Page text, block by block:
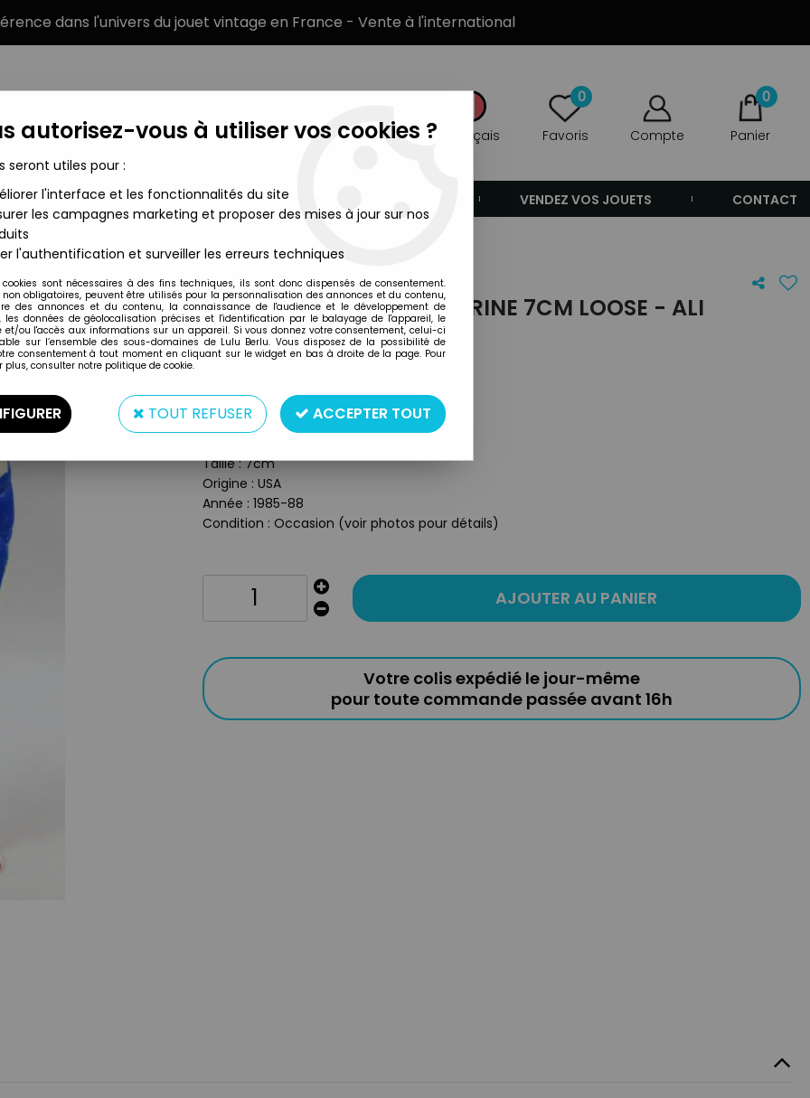
dans l'univers du jouet vintage en France - Vente à l'international
Français
0
Favoris Compte
0
Panier
MARQUES TYPE DE PRODUIT VENDEZ VOS JOUETS CONTACT
7cm loose - Ali Bombay (from Bullet)
Kenner
M.A.S.K. - KENNER - FIGURINE 7CM LOOSE - ALI
BOMBAY (FROM BULLET)
19,99€TTC
Réf. :AR0043944
Type : Figurine articulée
Taille : 7cm
Origine : USA
Année : 1985-88
Condition : Occasion (voir photos pour détails)
AJOUTER AU PANIER
Votre colis expédié le jour-même
pour toute commande passée avant 16h
autorisez-vous à utiliser vos cookies ?
seront utiles pour :
l'interface et les fonctionnalités du site
les campagnes marketing et proposer des mises à jour sur nos
l'authentification et surveiller les erreurs techniques
cookies sont nécessaires à des fins techniques, ils sont donc dispensés de consentement.
non obligatoires, peuvent être utilisés pour la personnalisation des annonces et du contenu,
des annonces et du contenu, la connaissance de l'audience et le développement de
les données de géolocalisation précises et l'identification par le balayage de l'appareil, le
et/ou l'accès aux informations sur un appareil. Si vous donnez votre consentement, celui-ci
sur l’ensemble des sous-domaines de Lulu Berlu. Vous disposez de la possibilité de
consentement à tout moment en cliquant sur le widget en bas à droite de la page. Pour
plus, consulter notre politique de cookie.
TOUT REFUSER ACCEPTER TOUT